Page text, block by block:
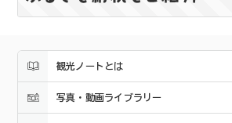
観光ノートとは
写真・動画ライブラリー